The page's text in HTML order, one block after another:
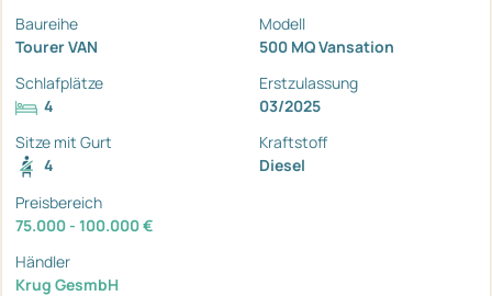
Baureihe
Tourer VAN
Modell
500 MQ Vansation
Schlafplätze
4
Erstzulassung
03/2025
Sitze mit Gurt
4
Kraftstoff
Diesel
Preisbereich
75.000 - 100.000 €
Händler
Krug GesmbH